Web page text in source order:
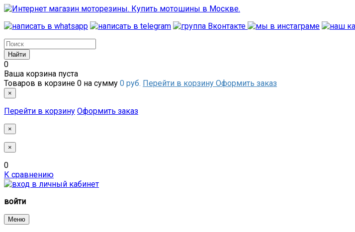
0
Ваша корзина пуста
Товаров в корзине 0 на сумму 0 руб. Перейти в корзину Оформить заказ
×
Перейти в корзину Оформить заказ
×
×
0
К сравнению
войти
Меню